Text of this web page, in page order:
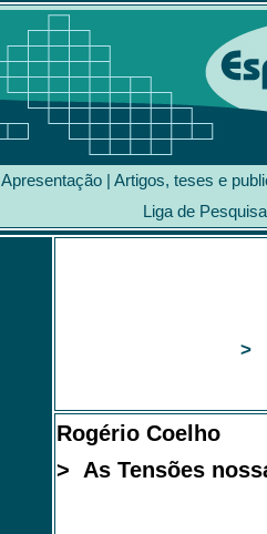
Apresentação | Artigos, teses e
Liga de
>
Rogério Coelho
> As Tensões